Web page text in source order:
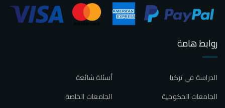
روابط هامة
أسئلة شائعة
الدراسة في تركيا
الجامعات الخاصة
الجامعات الحكومية